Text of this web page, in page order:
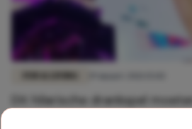
Dit hilarische drankspel